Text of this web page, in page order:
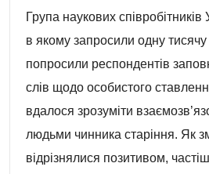
Група наукових
в якому запросили одну тисячу
попросили респондентів
слів щодо особистого
вдалося зрозуміти
людьми чинника старіння. Як
відрізнялися позитивом,